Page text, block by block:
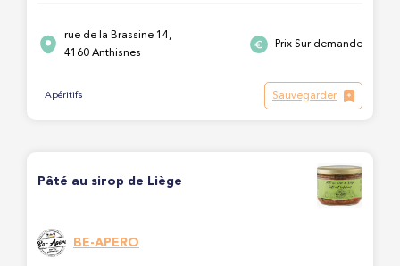
rue de la Brassine 14,
4160 Anthisnes
Prix Sur demande
Apéritifs Sauvegarder
Pâté au sirop de Liège
BE-APERO